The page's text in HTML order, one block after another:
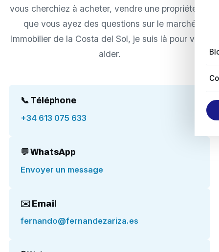
vous cherchiez à acheter, vendre une propriété ou
que vous ayez des questions sur le marché
immobilier de la Costa del Sol, je suis là pour vous
aider.
📞 Téléphone
+34 613 075 633
💬 WhatsApp
Envoyer un message
✉️ Email
fernando@fernandezariza.es